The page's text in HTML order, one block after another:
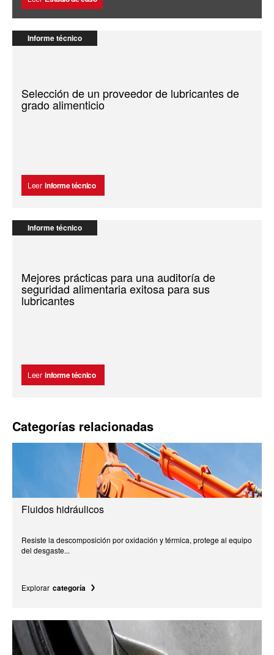
Informe técnico
Selección de un proveedor de lubricantes de
grado alimenticio
Leer informe técnico
Informe técnico
Mejores prácticas para una auditoría de
seguridad alimentaria exitosa para sus
lubricantes
Leer informe técnico
Categorías relacionadas
Fluidos hidráulicos
Resiste la descomposición por oxidación y térmica, protege al equipo
del desgaste...
Explorar categoría